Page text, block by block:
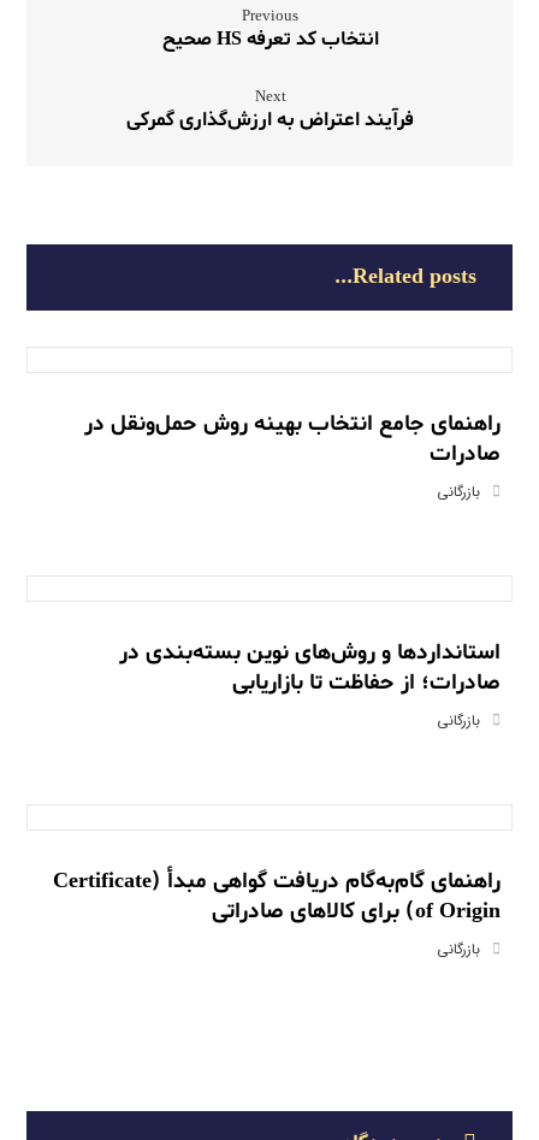
Previous
انتخاب کد تعرفه HS صحیح
Next
فرآیند اعتراض به ارزش‌گذاری گمرکی
Related posts...
راهنمای جامع انتخاب بهینه روش حمل‌ونقل در
صادرات
بازرگانی
استانداردها و روش‌های نوین بسته‌بندی در
صادرات؛ از حفاظت تا بازاریابی
بازرگانی
راهنمای گام‌به‌گام دریافت گواهی مبدأ (Certificate
of Origin) برای کالاهای صادراتی
بازرگانی